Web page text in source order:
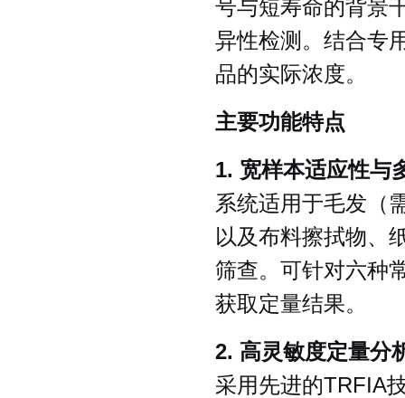
号与短寿命的背景
异性检测。结合专
品的实际浓度。
主要功能特点
1. 宽样本适应性与
系统适用于毛发（
以及布料擦拭物、
筛查。可针对六种
获取定量结果。
2. 高灵敏度定量分
采用先进的TRFIA